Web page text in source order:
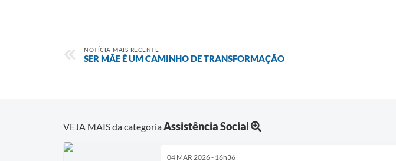
NOTÍCIA MAIS RECENTE
SER MÃE É UM CAMINHO DE TRANSFORMAÇÃO
VEJA MAIS da categoriaAssistência Social
04 MAR 2026 - 16h36